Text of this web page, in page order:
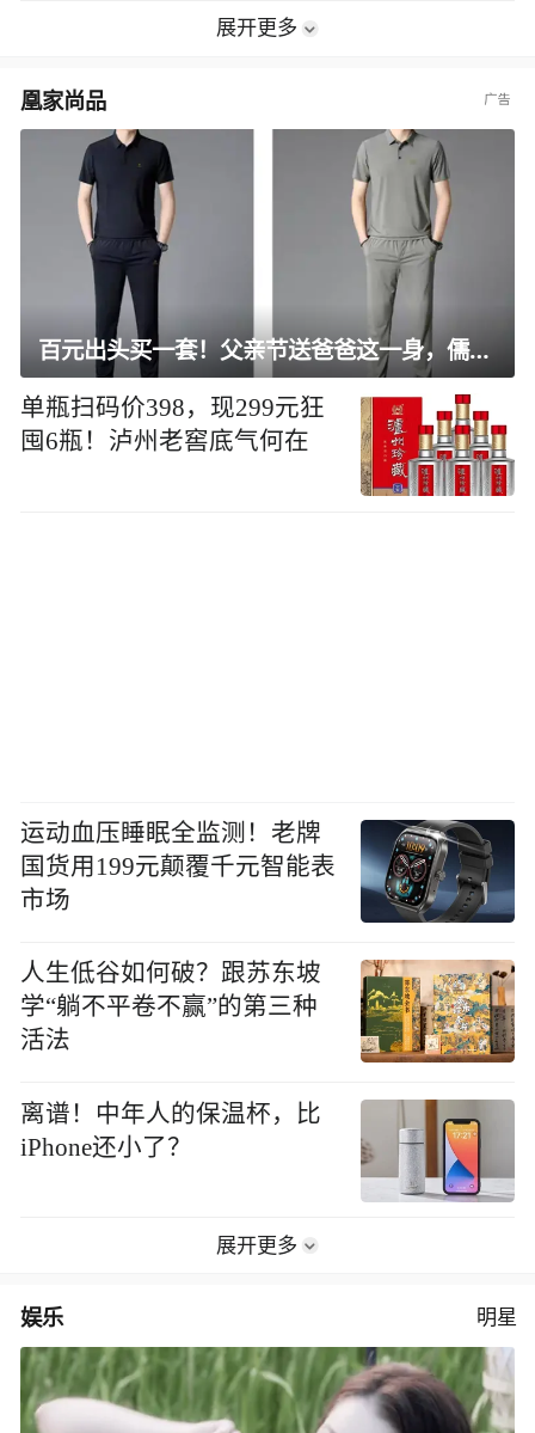
展开更多
凰家尚品
百元出头买一套！父亲节送爸爸这一身，儒雅有型还凉爽
单瓶扫码价398，现299元狂
囤6瓶！泸州老窖底气何在
运动血压睡眠全监测！老牌
国货用199元颠覆千元智能表
市场
人生低谷如何破？跟苏东坡
学“躺不平卷不赢”的第三种
活法
离谱！中年人的保温杯，比
iPhone还小了？
展开更多
娱乐 明星